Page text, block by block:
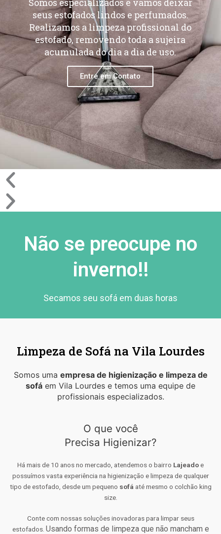
seus estofados lindos e perfumados.
Realizamos a limpeza profissional do
estofado, removendo toda a sujeira
acumulada do dia a dia de uso.
Entre em Contato
Não se preocupe no
inverno!!
Secamos seu sofá em duas horas
Limpeza de Sofá na Vila Lourdes
Somos uma empresa de higienização e limpeza de
sofá em Vila Lourdes e temos uma equipe de
profissionais especializados.
O que você
Precisa Higienizar?
Há mais de 10 anos no mercado, atendemos o bairro Lajeadoe
possuímos vasta experiência na higienização e limpeza de qualquer
tipo de estofado, desde um pequeno sofá até mesmo o colchão king
size.
Conte com nossas soluções inovadoras para limpar seus
estofados. Usando formas de limpeza que não mancham e